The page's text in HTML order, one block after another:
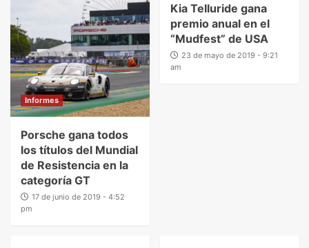
Informes
Porsche gana todos
los títulos del Mundial
de Resistencia en la
categoría GT
17 de junio de 2019 - 4:52
pm
Kia Telluride gana
premio anual en el
“Mudfest” de USA
23 de mayo de 2019 - 9:21
am